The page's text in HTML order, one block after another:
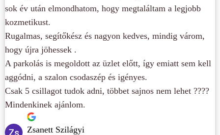
sok év után elmondhatom, hogy megtaláltam a legjobb
kozmetikust.
Rugalmas, segítőkész és nagyon kedves, mindig várom,
hogy újra jöhessek .
A parkolás is megoldott az üzlet előtt, így emiatt sem kell
aggódni, a szalon csodaszép és igényes.
Csak 5 csillagot tudok adni, többet sajnos nem lehet ????
Mindenkinek ajánlom.
Zsanett Szilágyi